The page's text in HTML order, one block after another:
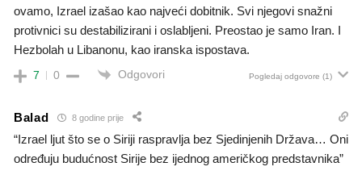
ovamo, Izrael izašao kao najveći dobitnik. Svi njegovi snažni
protivnici su destabilizirani i oslabljeni. Preostao je samo Iran. I
Hezbolah u Libanonu, kao iranska ispostava.
7 0 Odgovori Pogledaj odgovore (1)
Balad 8 godine prije
“Izrael ljut što se o Siriji raspravlja bez Sjedinjenih Država… Oni
određuju budućnost Sirije bez ijednog američkog predstavnika”